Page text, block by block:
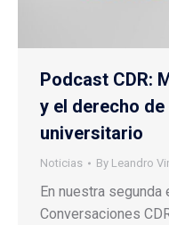
Podcast CDR:
y el derecho
universitario
Noticias By Leandro
En nuestra
Conversaciones